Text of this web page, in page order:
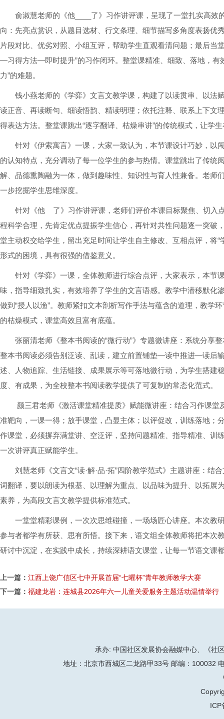
俞淑慧老师的《他____了》习作讲评课，呈现了一堂扎实高效
向：先亮点赏识，从题目选材、行文条理、细节描写多角度表扬优
片段对比、优劣对照、小组互评，帮助学生直观看清问题；最后当
—习得方法—即时提升”的习作闭环。整堂课精准、细致、落地，有
力”的难题。
钱小燕老师的《学弈》文言文教学课，构建了以读贯串、以法
读正音、再读断句、细读悟韵、精读明理；依托注释、联系上下文
得表达方法。整堂课跳出“逐字翻译、枯燥串讲”的传统模式，让学
针对《伊索寓言》一课，大家一致认为，本节课设计巧妙，以
的认知特点，充分调动了每一位学生的参与热情。课堂跳出了传统
解、品德熏陶融为一体，做到趣味性、知识性与育人性兼备。老师
一步挖掘学生思维深度。
针对《他 了》习作讲评课，老师们评价本课目标聚焦、切入
程科学合理，先肯定优点提振学生信心，再针对共性问题逐一突破
堂主动权交给学生，留出充足时间让学生自主修改、互相点评，将
形式的困境，具有很强的借鉴意义。
针对《学弈》一课，全体教师进行综合点评，大家表示，本节
味，指导细致扎实，有效培养了学生的文言语感。教学中潜移默化
做到“授人以渔”。教师紧扣文本剖析写作手法与蕴含的道理，教学
的枯燥模式，课堂高效且富有底蕴。
张丽清老师《整本书阅读的“微行动”》专题微讲座：系统分享
整本书阅读必须告别泛读、乱读，建立前置铺垫—读中推进—读后
述、人物追踪、生活链接、成果展示等可落地微行动，为学生搭建
度、有成果，为全校整本书阅读教学提供了可复制的常态化范式。
颜三君老师《激活课堂精准提质》赋能微讲座：结合习作课
准靶向，一课一得；放手课堂，凸显主体；以评促改，训练落地；
作课堂，必须摒弃满堂讲、空泛评，坚持问题精准、指导精准、训
一次讲评真正赋能学生。
刘慧老师《文言文“读·解·品·拓”四阶教学范式》主题讲座：
词翻译，要以朗读为根基、以理解为重点、以品味为提升、以拓展
素养，为高段文言文教学提供标准范式。
一堂堂精彩课例，一次次思维碰撞，一场场匠心讲座。本次教
参与者都学有所获、思有所悟。接下来，语文组全体教师将把本次
研讨中沉淀，在实践中成长，持续深耕语文课堂，让每一节语文课
上一篇： 江西上饶广信区七中开展首届“七曜杯”青年教师教学大赛
下一篇： 福建龙岩：连城县2026年六一儿童关爱服务主题活动温情举行
承办: 中国社区发展协会融媒中心、《社
地址：北京市西城区二龙路甲33号 邮编：100032
ICP